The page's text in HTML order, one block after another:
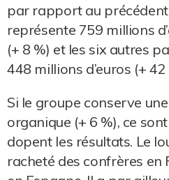
par rapport au
représente 759 millions
(+ 8 %) et les six autres
448 millions d’euros (+ 42
Si le groupe conserve
organique (+ 6 %), ce
dopent les résultats. Le
racheté des confrères en